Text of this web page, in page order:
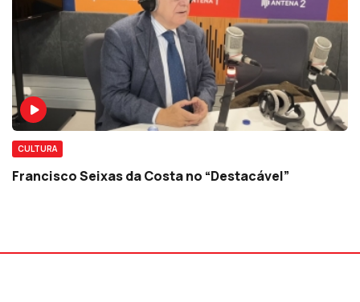
CULTURA
Francisco Seixas da Costa no “Destacável”